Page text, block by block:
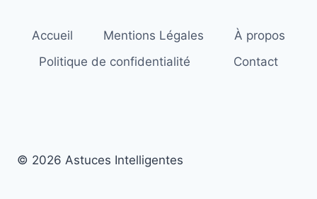
Accueil Mentions Légales
À propos
Politique de confidentialité
Contact
© 2026 Astuces Intelligentes